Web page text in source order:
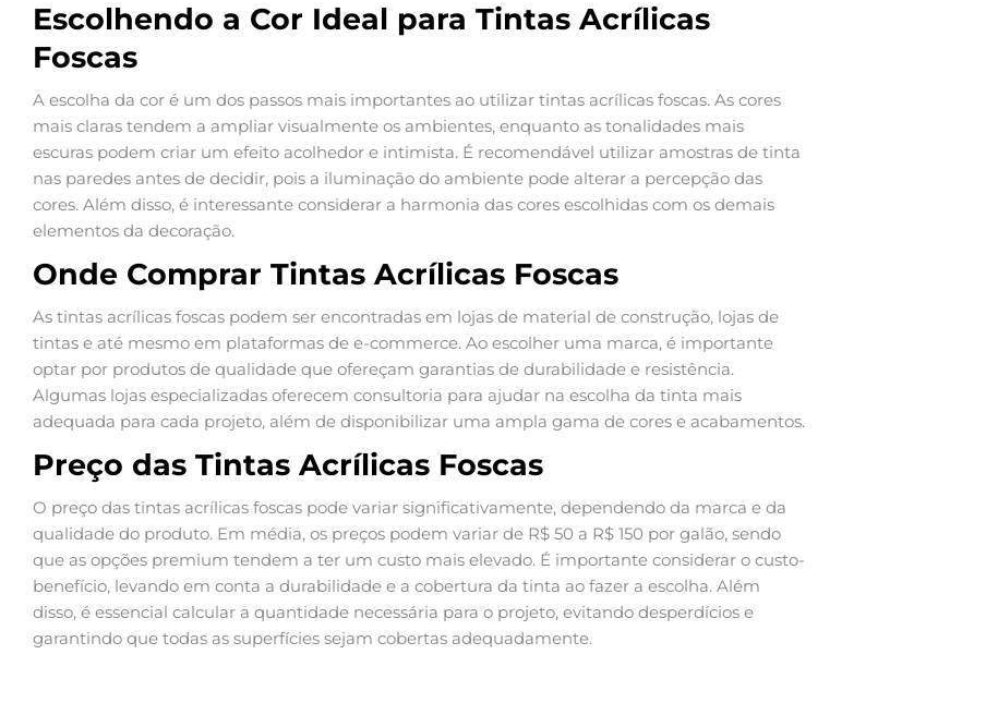
Escolhendo a Cor Ideal para Tintas Acrílicas
Foscas
A escolha da cor é um dos passos mais importantes ao utilizar tintas acrílicas foscas. As cores
mais claras tendem a ampliar visualmente os ambientes, enquanto as tonalidades mais
escuras podem criar um efeito acolhedor e intimista. É recomendável utilizar amostras de tinta
nas paredes antes de decidir, pois a iluminação do ambiente pode alterar a percepção das
cores. Além disso, é interessante considerar a harmonia das cores escolhidas com os demais
elementos da decoração.
Onde Comprar Tintas Acrílicas Foscas
As tintas acrílicas foscas podem ser encontradas em lojas de material de construção, lojas de
tintas e até mesmo em plataformas de e-commerce. Ao escolher uma marca, é importante
optar por produtos de qualidade que ofereçam garantias de durabilidade e resistência.
Algumas lojas especializadas oferecem consultoria para ajudar na escolha da tinta mais
adequada para cada projeto, além de disponibilizar uma ampla gama de cores e acabamentos.
Preço das Tintas Acrílicas Foscas
O preço das tintas acrílicas foscas pode variar significativamente, dependendo da marca e da
qualidade do produto. Em média, os preços podem variar de R$ 50 a R$ 150 por galão, sendo
que as opções premium tendem a ter um custo mais elevado. É importante considerar o custo-
benefício, levando em conta a durabilidade e a cobertura da tinta ao fazer a escolha. Além
disso, é essencial calcular a quantidade necessária para o projeto, evitando desperdícios e
garantindo que todas as superfícies sejam cobertas adequadamente.